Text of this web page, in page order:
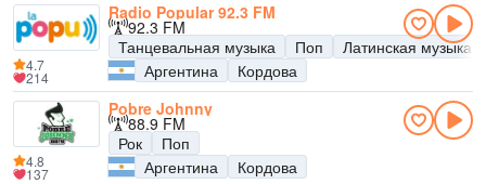
Radio Popular 92.3 FM
92.3 FM
Танцевальная музыка
Поп
Латинская музыка
Аргентина
Кордова
4.7
214
Pobre Johnny
88.9 FM
Рок
Поп
Аргентина
Кордова
4.8
137